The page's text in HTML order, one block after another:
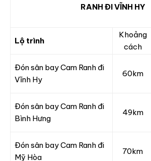
RANH ĐI VĨNH HY
Lộ trình
Khoảng
cách
Đón sân bay Cam Ranh đi
Vĩnh Hy
60km
Đón sân bay Cam Ranh đi
Bình Hưng
49km
Đón sân bay Cam Ranh đi
Mỹ Hòa
70km